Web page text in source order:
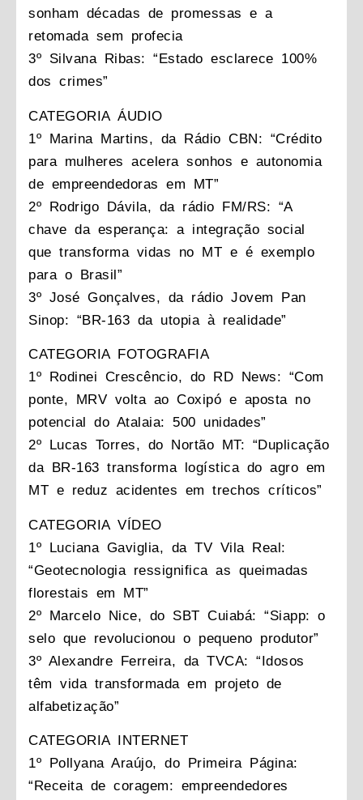
sonham décadas de promessas e a
retomada sem profecia
3º Silvana Ribas: “Estado esclarece 100%
dos crimes”
CATEGORIA ÁUDIO
1º Marina Martins, da Rádio CBN: “Crédito
para mulheres acelera sonhos e autonomia
de empreendedoras em MT”
2º Rodrigo Dávila, da rádio FM/RS: “A
chave da esperança: a integração social
que transforma vidas no MT e é exemplo
para o Brasil”
3º José Gonçalves, da rádio Jovem Pan
Sinop: “BR-163 da utopia à realidade”
CATEGORIA FOTOGRAFIA
1º Rodinei Crescêncio, do RD News: “Com
ponte, MRV volta ao Coxipó e aposta no
potencial do Atalaia: 500 unidades”
2º Lucas Torres, do Nortão MT: “Duplicação
da BR-163 transforma logística do agro em
MT e reduz acidentes em trechos críticos”
CATEGORIA VÍDEO
1º Luciana Gaviglia, da TV Vila Real:
“Geotecnologia ressignifica as queimadas
florestais em MT”
2º Marcelo Nice, do SBT Cuiabá: “Siapp: o
selo que revolucionou o pequeno produtor”
3º Alexandre Ferreira, da TVCA: “Idosos
têm vida transformada em projeto de
alfabetização”
CATEGORIA INTERNET
1º Pollyana Araújo, do Primeira Página:
“Receita de coragem: empreendedores